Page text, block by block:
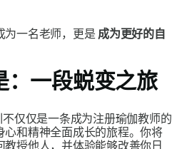
为一名老师，更是 成为更好的自
：一段蜕变之旅
仅仅是一条成为注册瑜伽教师的
心和精神全面成长的旅程。你将
授他人，并体验能够改善你日